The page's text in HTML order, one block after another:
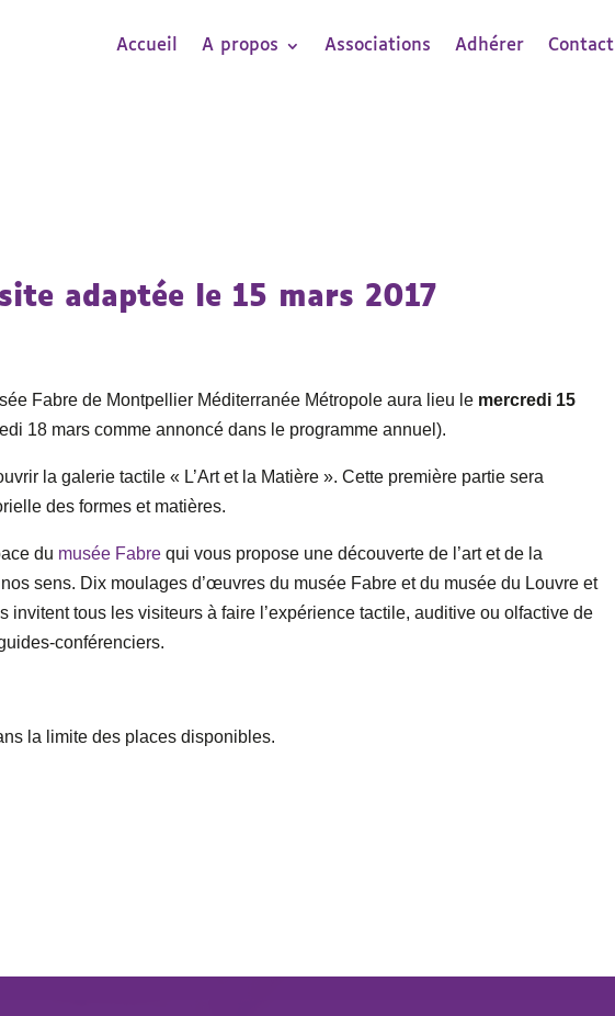
Accueil A propos Associations Adhérer Contact
adaptée le 15 mars 2017
Fabre de Montpellier Méditerranée Métropole aura lieu le mercredi 15
18 mars comme annoncé dans le programme annuel).
la galerie tactile « L’Art et la Matière ». Cette première partie sera
des formes et matières.
du musée Fabre qui vous propose une découverte de l’art et de la
sens. Dix moulages d’œuvres du musée Fabre et du musée du Louvre et
invitent tous les visiteurs à faire l’expérience tactile, auditive ou olfactive de
conférenciers.
la limite des places disponibles.